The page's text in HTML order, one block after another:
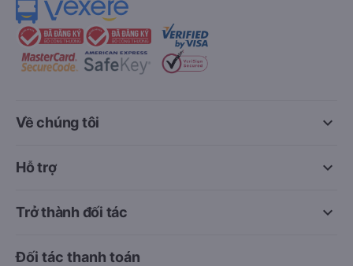
keyboard_arrow_down
Về chúng tôi
keyboard_arrow_down
Hỗ trợ
keyboard_arrow_down
Trở thành đối tác
Đối tác thanh toán